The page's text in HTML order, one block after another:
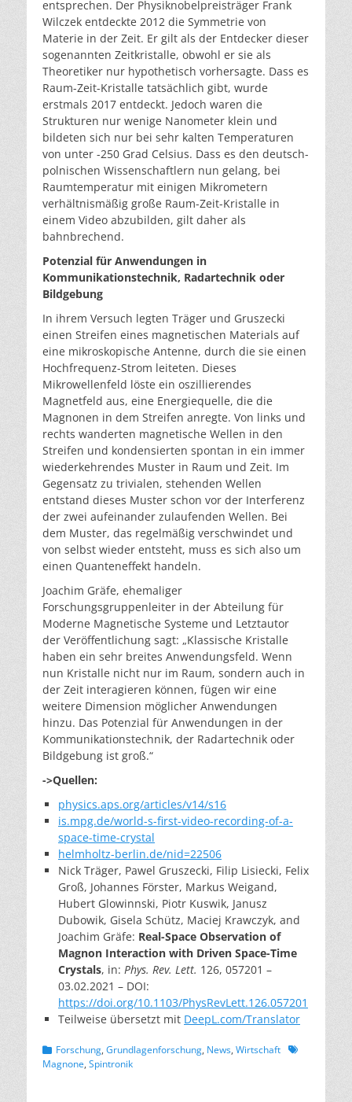
entsprechen. Der Physiknobelpreisträger Frank
Wilczek entdeckte 2012 die Symmetrie von
Materie in der Zeit. Er gilt als der Entdecker dieser
sogenannten Zeitkristalle, obwohl er sie als
Theoretiker nur hypothetisch vorhersagte. Dass es
Raum-Zeit-Kristalle tatsächlich gibt, wurde
erstmals 2017 entdeckt. Jedoch waren die
Strukturen nur wenige Nanometer klein und
bildeten sich nur bei sehr kalten Temperaturen
von unter -250 Grad Celsius. Dass es den deutsch-
polnischen Wissenschaftlern nun gelang, bei
Raumtemperatur mit einigen Mikrometern
verhältnismäßig große Raum-Zeit-Kristalle in
einem Video abzubilden, gilt daher als
bahnbrechend.
Potenzial für Anwendungen in
Kommunikationstechnik, Radartechnik oder
Bildgebung
In ihrem Versuch legten Träger und Gruszecki
einen Streifen eines magnetischen Materials auf
eine mikroskopische Antenne, durch die sie einen
Hochfrequenz-Strom leiteten. Dieses
Mikrowellenfeld löste ein oszillierendes
Magnetfeld aus, eine Energiequelle, die die
Magnonen in dem Streifen anregte. Von links und
rechts wanderten magnetische Wellen in den
Streifen und kondensierten spontan in ein immer
wiederkehrendes Muster in Raum und Zeit. Im
Gegensatz zu trivialen, stehenden Wellen
entstand dieses Muster schon vor der Interferenz
der zwei aufeinander zulaufenden Wellen. Bei
dem Muster, das regelmäßig verschwindet und
von selbst wieder entsteht, muss es sich also um
einen Quanteneffekt handeln.
Joachim Gräfe, ehemaliger
Forschungsgruppenleiter in der Abteilung für
Moderne Magnetische Systeme und Letztautor
der Veröffentlichung sagt: „Klassische Kristalle
haben ein sehr breites Anwendungsfeld. Wenn
nun Kristalle nicht nur im Raum, sondern auch in
der Zeit interagieren können, fügen wir eine
weitere Dimension möglicher Anwendungen
hinzu. Das Potenzial für Anwendungen in der
Kommunikationstechnik, der Radartechnik oder
Bildgebung ist groß.“
->Quellen:
physics.aps.org/articles/v14/s16
is.mpg.de/world-s-first-video-recording-of-a-
space-time-crystal
helmholtz-berlin.de/nid=22506
Nick Träger, Pawel Gruszecki, Filip Lisiecki, Felix
Groß, Johannes Förster, Markus Weigand,
Hubert Glowinnski, Piotr Kuswik, Janusz
Dubowik, Gisela Schütz, Maciej Krawczyk, and
Joachim Gräfe: Real-Space Observation of
Magnon Interaction with Driven Space-Time
Crystals, in: Phys. Rev. Lett. 126, 057201 –
03.02.2021 – DOI:
https://doi.org/10.1103/PhysRevLett.126.057201
Teilweise übersetzt mit DeepL.com/Translator
Kategorien
Forschung, Grundlagenforschung, News, Wirtschaft Schlagworte
Magnone, Spintronik